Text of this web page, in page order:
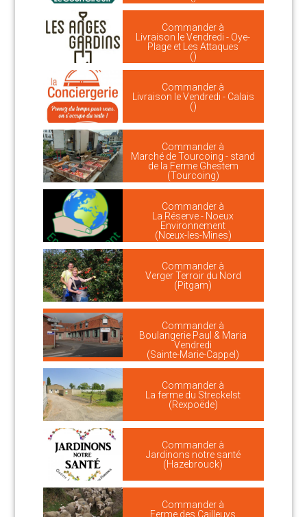
Commander à
Livraison le Vendredi - Oye-
Plage et Les Attaques
()
Commander à
Livraison le Vendredi - Calais
()
Commander à
Marché de Tourcoing - stand
de la Ferme Ghestem
(Tourcoing)
Commander à
La Réserve - Noeux
Environnement
(Nœux-les-Mines)
Commander à
Verger Terroir du Nord
(Pitgam)
Commander à
Boulangerie Paul & Maria
Vendredi
(Sainte-Marie-Cappel)
Commander à
La ferme du Streckelst
(Rexpoëde)
Commander à
Jardinons notre santé
(Hazebrouck)
Commander à
Ferme des Cailleuys